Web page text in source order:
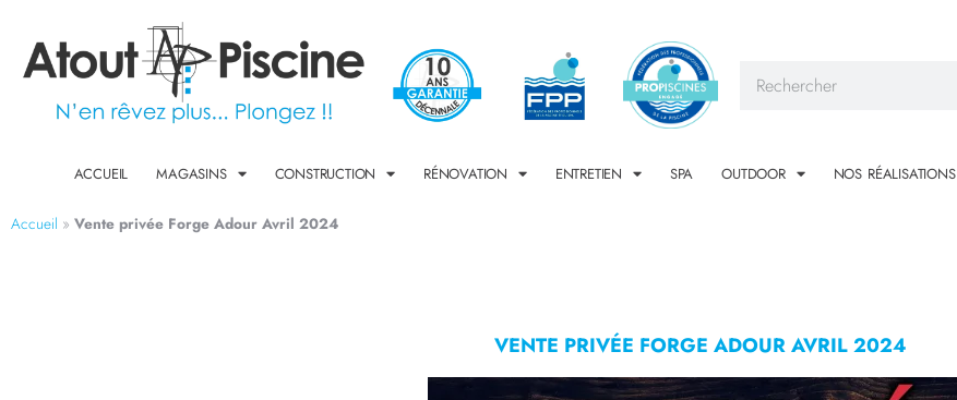
ACCUEIL MAGASINS CONSTRUCTION RÉNOVATION ENTRETIEN SPA OUTDOOR NOS RÉALISATIONS
Accueil » Vente privée Forge Adour Avril 2024
VENTE PRIVÉE FORGE ADOUR AVRIL 2024